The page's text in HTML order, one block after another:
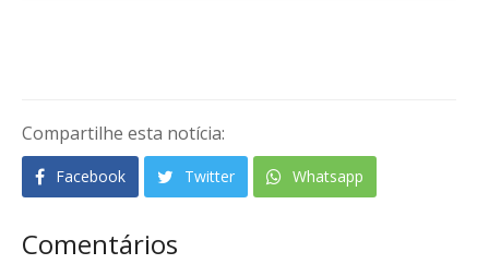
Compartilhe esta notícia:
Facebook Twitter Whatsapp
Comentários